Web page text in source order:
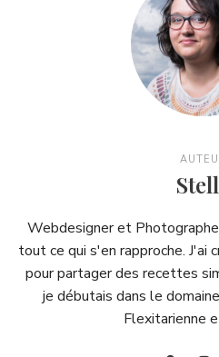
Webdesigner et
tout ce qui s'en rapproche. J'ai
pour partager des recettes
je débutais dans le
Flexitarienne